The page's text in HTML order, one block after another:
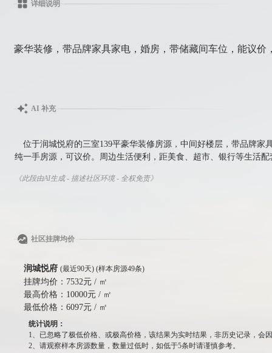
详细说明
豪华装修，带品牌家具家电，婚房，带储藏间车位，能议价
AI 补充
位于润城悦府的三室139平豪华装修房源，中间好楼层，带品牌家
纯一手房源，可议价。周边生活便利，距美食、超市、银行等生活
《此段由AI生成 - 描述社区环境 - 全权免责》
社区挂牌均价
润城悦府 (最近90天) (样本房源49条)
挂牌均价： 7532元 / ㎡
最高价格： 10000元 / ㎡
最低价格：6097元 / ㎡
统计说明：
1、已忽略了极低价格、或极高价格，该结果为实时结果，非历史记录，会
2、请观察样本房源数量，数量过低时，如低于5条时请谨慎参考。